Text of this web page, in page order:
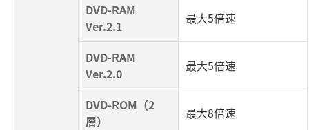
DVD-RAM
Ver.2.1
最大5倍速
DVD-RAM
Ver.2.0
最大5倍速
DVD-ROM（2
層）
最大8倍速